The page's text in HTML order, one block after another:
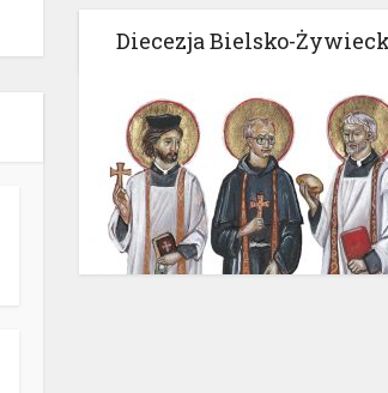
Diecezja Bielsko-